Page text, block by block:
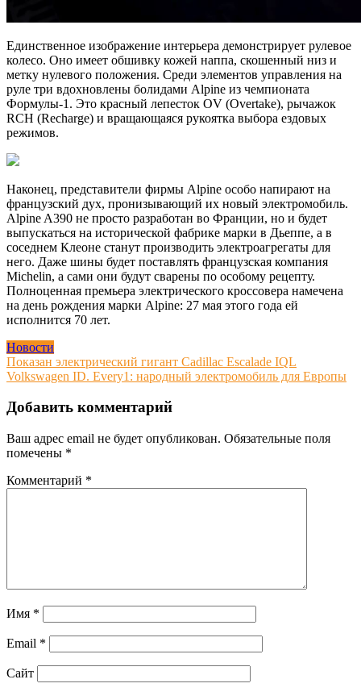
Единственное изображение интерьера демонстрирует рулевое
колесо. Оно имеет обшивку кожей наппа, скошенный низ и
метку нулевого положения. Среди элементов управления на
руле три вдохновлены болидами Alpine из чемпионата
Формулы-1. Это красный лепесток OV (Overtake), рычажок
RCH (Recharge) и вращающаяся рукоятка выбора ездовых
режимов.
Наконец, представители фирмы Alpine особо напирают на
французский дух, пронизывающий их новый электромобиль.
Alpine A390 не просто разработан во Франции, но и будет
выпускаться на исторической фабрике марки в Дьеппе, а в
соседнем Клеоне станут производить электроагрегаты для
него. Даже шины будет поставлять французская компания
Michelin, а сами они будут сварены по особому рецепту.
Полноценная премьера электрического кроссовера намечена
на день рождения марки Alpine: 27 мая этого года ей
исполнится 70 лет.
Новости
Навигация
по
записям
Показан электрический гигант Cadillac Escalade IQL
Volkswagen ID. Every1: народный электромобиль для Европы
Добавить комментарий
Ваш адрес email не будет опубликован. Обязательные поля
помечены *
Комментарий *
Имя *
Email *
Сайт